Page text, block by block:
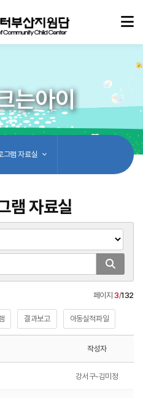
는아이
그램 자료실
램 자료실
페이지 3/132
결과보고 아동실적파일
작성자
강서구-김미정